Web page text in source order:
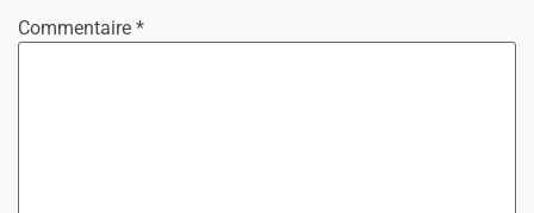
Commentaire *